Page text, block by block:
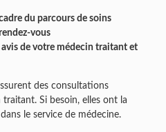
du parcours de soins
vous
de votre médecin traitant et
des consultations
Si besoin, elles ont la
le service de médecine.